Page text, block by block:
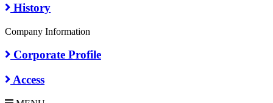
History
Company Information
Corporate Profile
Access